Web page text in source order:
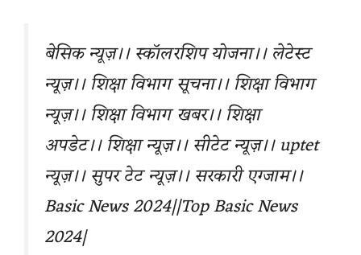
बेसिक न्यूज़।। स्कॉलरशिप योजना।। लेटेस्ट
न्यूज़।। शिक्षा विभाग सूचना।। शिक्षा विभाग
न्यूज़।। शिक्षा विभाग खबर।। शिक्षा
अपडेट।। शिक्षा न्यूज़।। सीटेट न्यूज़।। uptet
न्यूज़।। सुपर टेट न्यूज़।। सरकारी एग्जाम।।
Basic News 2024||Top Basic News
2024|